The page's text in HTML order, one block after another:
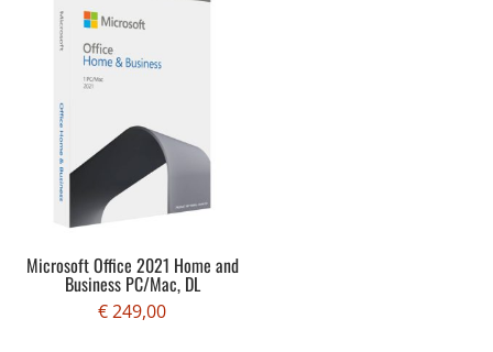
Microsoft Office 2021 Home and
Business PC/Mac, DL
€249,00